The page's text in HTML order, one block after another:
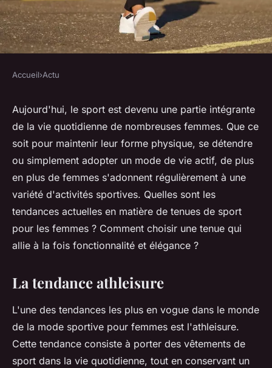
Quelle tenue de sport pour
femme tendance ?
herbert•15 décembre 2023•2 min de lecture
Accueil›Actu
Aujourd'hui, le sport est devenu une partie intégrante
de la vie quotidienne de nombreuses femmes. Que ce
soit pour maintenir leur forme physique, se détendre
ou simplement adopter un mode de vie actif, de plus
en plus de femmes s'adonnent régulièrement à une
variété d'activités sportives. Quelles sont les
tendances actuelles en matière de tenues de sport
pour les femmes ? Comment choisir une tenue qui
allie à la fois fonctionnalité et élégance ?
La tendance athleisure
L'une des tendances les plus en vogue dans le monde
de la mode sportive pour femmes est l'athleisure.
Cette tendance consiste à porter des vêtements de
sport dans la vie quotidienne, tout en conservant un